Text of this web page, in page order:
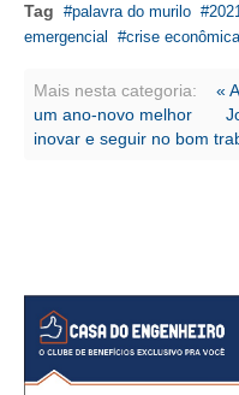
BENEFÍCIOS
APOSENTADORIA
CONVÊNIOS
CAMPANHAS SALARIAIS
COMUNICAÇÃO
Tag palavra do murilo
emergencial
crise econômica
Mais nesta categoria:
«
um ano-novo melhor
inovar e seguir no bom